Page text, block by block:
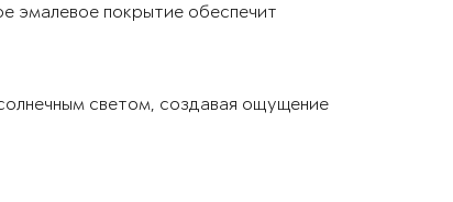
эмалевое покрытие обеспечит
светом, создавая ощущение